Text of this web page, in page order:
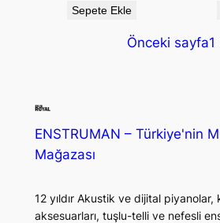
₺ 26.500,00.
Sepete Ekle
Önceki sayfa1
ENSTRUMAN – Türkiye'nin
Mağazası
12 yıldır Akustik ve dijital piyanolar,
aksesuarları, tuşlu-telli ve nefesli